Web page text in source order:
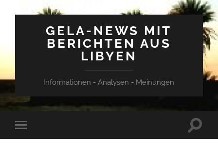
GELA-NEWS MIT
BERICHTEN AUS
LIBYEN
Informationen - Analysen - Meinungen
Mobile-
Menü